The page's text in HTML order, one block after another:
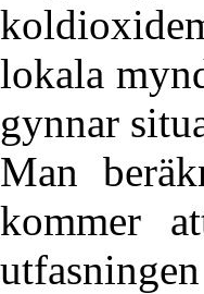
lokala
gynnar
Man
kommer